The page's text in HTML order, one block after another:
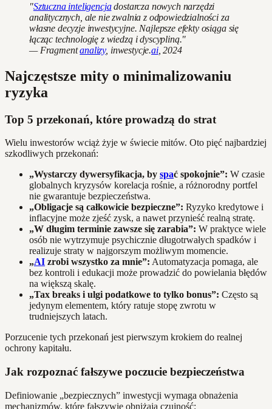
"Sztuczna inteligencjadostarcza nowych narzędzi
analitycznych, ale nie zwalnia z odpowiedzialności za
własne decyzje inwestycyjne. Najlepsze efekty osiąga się
łącząc technologię z wiedzą i dyscypliną."
— Fragmentanalizy, inwestycje.ai, 2024
Najczęstsze mity o minimalizowaniu
ryzyka
Top 5 przekonań, które prowadzą do strat
Wielu inwestorów wciąż żyje w świecie mitów. Oto pięć najbardziej
szkodliwych przekonań:
„Wystarczy dywersyfikacja, by spać spokojnie”: W czasie
globalnych kryzysów korelacja rośnie, a różnorodny portfel
nie gwarantuje bezpieczeństwa.
„Obligacje są całkowicie bezpieczne”: Ryzyko kredytowe i
inflacyjne może zjeść zysk, a nawet przynieść realną stratę.
„W długim terminie zawsze się zarabia”: W praktyce wiele
osób nie wytrzymuje psychicznie długotrwałych spadków i
realizuje straty w najgorszym możliwym momencie.
„AI zrobi wszystko za mnie”: Automatyzacja pomaga, ale
bez kontroli i edukacji może prowadzić do powielania błędów
na większą skalę.
„Tax breaks i ulgi podatkowe to tylko bonus”: Często są
jedynym elementem, który ratuje stopę zwrotu w
trudniejszych latach.
Porzucenie tych przekonań jest pierwszym krokiem do realnej
ochrony kapitału.
Jak rozpoznać fałszywe poczucie bezpieczeństwa
Definiowanie „bezpiecznych” inwestycji wymaga obnażenia
mechanizmów, które fałszywie obniżają czujność: